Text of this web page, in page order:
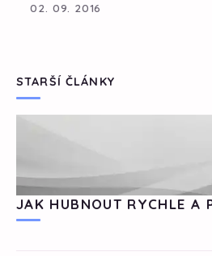
02. 09. 2016
STARŠÍ ČLÁNKY
JAK HUBNOUT RYCHLE A